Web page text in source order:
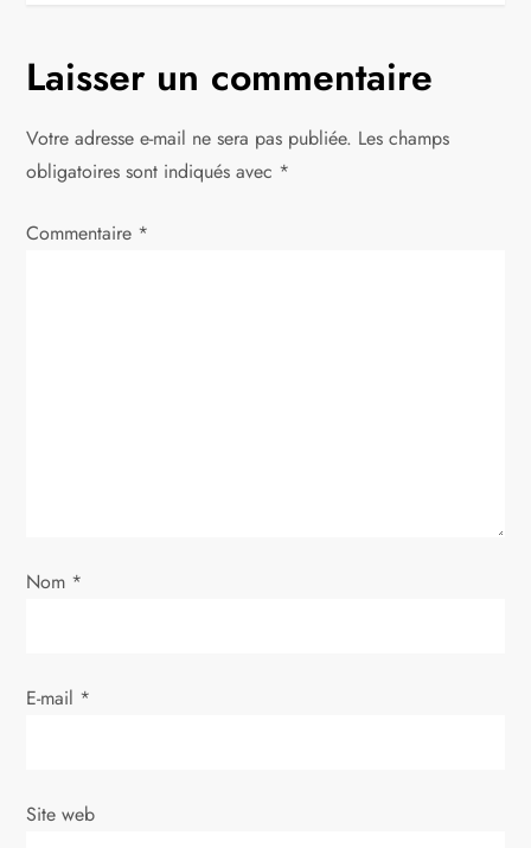
a
t
o
a
t
c
Laisser un commentaire
Votre adresse e-mail ne sera pas publiée. Les champs
obligatoires sont indiqués avec *
Commentaire *
Nom *
E-mail *
Site web